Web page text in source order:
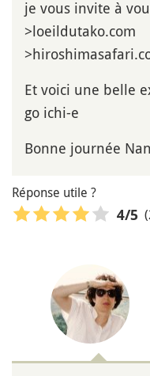
je vous invite à
>loeildutako.com
Et voici une belle
go ichi-e
Bonne journée
Réponse utile ?
4/5